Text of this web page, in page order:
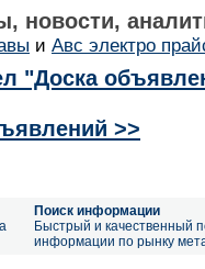
новости,
и Авс электро
"Доска
>>
Поиск информации
Быстрый и качественный
информации по рынку